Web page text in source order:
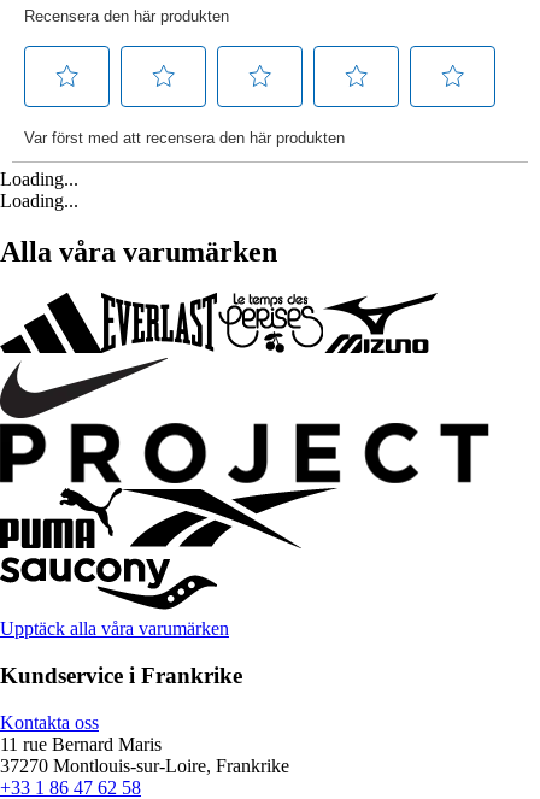
Loading...
Loading...
Alla våra varumärken
Upptäck alla våra varumärken
Kundservice i Frankrike
Kontakta oss
11 rue Bernard Maris
37270 Montlouis-sur-Loire, Frankrike
+33 1 86 47 62 58